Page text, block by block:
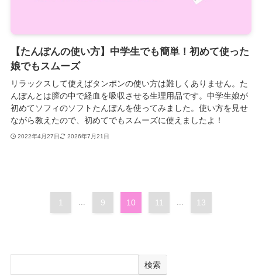
【たんぽんの使い方】中学生でも簡単！初めて使った
娘でもスムーズ
リラックスして使えばタンポンの使い方は難しくありません。た
んぽんとは膣の中で経血を吸収させる生理用品です。中学生娘が
初めてソフィのソフトたんぽんを使ってみました。使い方を見せ
ながら教えたので、初めてでもスムーズに使えましたよ！
2022年4月27日 2026年7月21日
1 ... 9 10 11 ... 13
検索